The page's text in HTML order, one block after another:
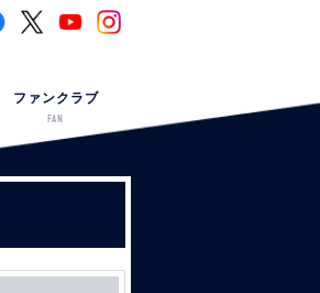
ファンクラブ
FAN